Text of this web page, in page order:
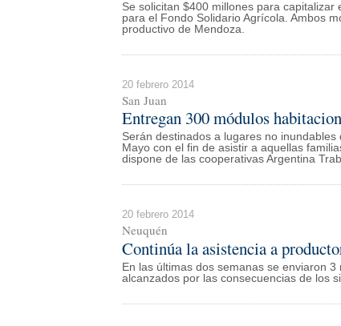
Se solicitan $400 millones para
para el Fondo Solidario Agrícola. Ambos
productivo de Mendoza.
20 febrero 2014
San Juan
Entregan 300 módulos
Serán destinados a lugares no
Mayo con el fin de asistir a aquellas
dispone de las cooperativas Argentina
20 febrero 2014
Neuquén
Continúa la asistencia a
En las últimas dos semanas se enviaron
alcanzados por las consecuencias de los